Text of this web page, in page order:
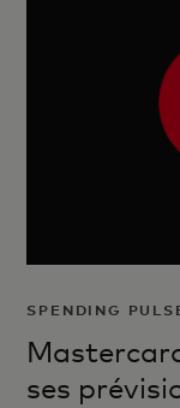
SPENDING
ses